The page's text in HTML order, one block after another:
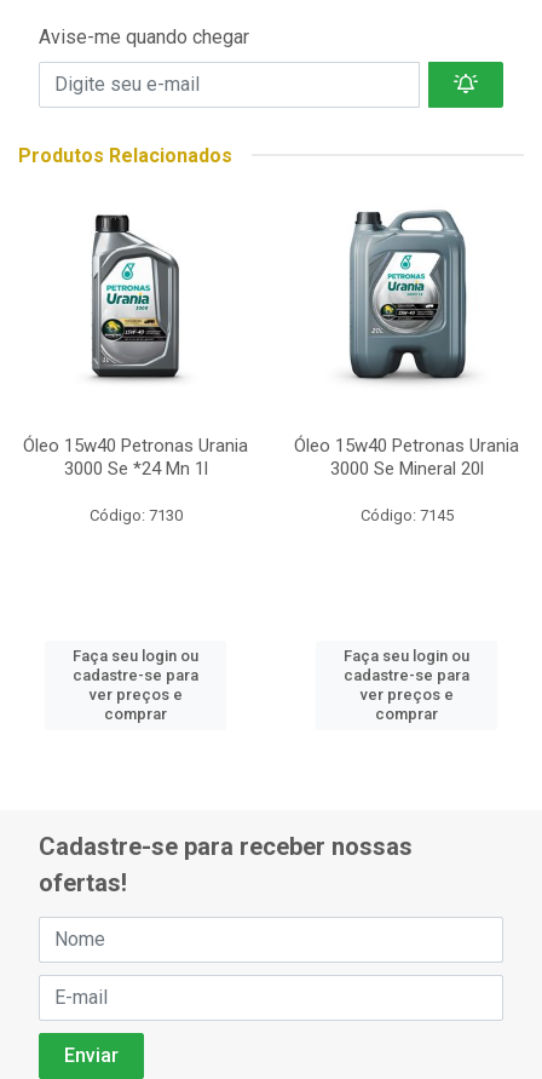
Avise-me quando chegar
Produtos Relacionados
Óleo 15w40 Petronas Urania
3000 Se *24 Mn 1l
Código: 7130
Faça seu login ou
cadastre-se para
ver preços e
comprar
Óleo 15w40 Petronas Urania
3000 Se Mineral 20l
Código: 7145
Faça seu login ou
cadastre-se para
ver preços e
comprar
Cadastre-se para receber nossas
ofertas!